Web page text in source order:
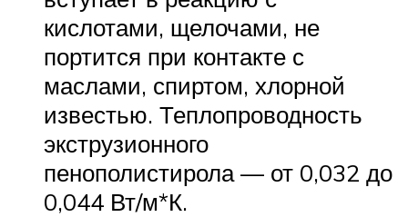
кислотами, щелочами, не
портится при контакте с
маслами, спиртом, хлорной
известью. Теплопроводность
экструзионного
пенополистирола — от 0,032 до
0,044 Вт/м*К.